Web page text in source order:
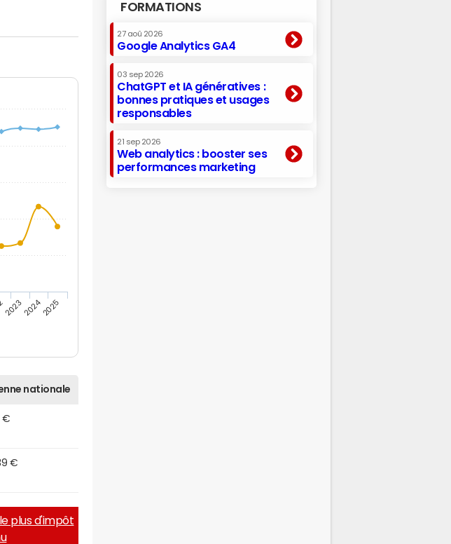
202320242025
nationale
€
€
plus d'impôt
FORMATIONS
27 aoû 2026
Google Analytics GA4
03 sep 2026
ChatGPT et IA génératives :
bonnes pratiques et usages
responsables
21 sep 2026
Web analytics : booster ses
performances marketing